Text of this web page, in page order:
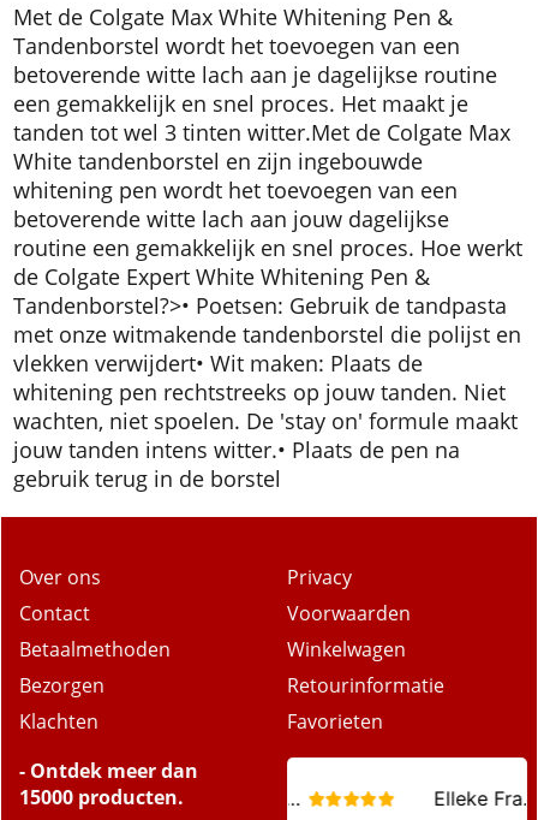
Met de Colgate Max White Whitening Pen &
Tandenborstel wordt het toevoegen van een
betoverende witte lach aan je dagelijkse routine
een gemakkelijk en snel proces. Het maakt je
tanden tot wel 3 tinten witter.Met de Colgate Max
White tandenborstel en zijn ingebouwde
whitening pen wordt het toevoegen van een
betoverende witte lach aan jouw dagelijkse
routine een gemakkelijk en snel proces. Hoe werkt
de Colgate Expert White Whitening Pen &
Tandenborstel?>• Poetsen: Gebruik de tandpasta
met onze witmakende tandenborstel die polijst en
vlekken verwijdert• Wit maken: Plaats de
whitening pen rechtstreeks op jouw tanden. Niet
wachten, niet spoelen. De 'stay on' formule maakt
jouw tanden intens witter.• Plaats de pen na
gebruik terug in de borstel
Over ons
Contact
Betaalmethoden
Bezorgen
Klachten
Privacy
Voorwaarden
Winkelwagen
Retourinformatie
Favorieten
- Ontdek meer dan
15000 producten.